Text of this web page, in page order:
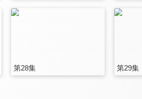
第28集 第29集